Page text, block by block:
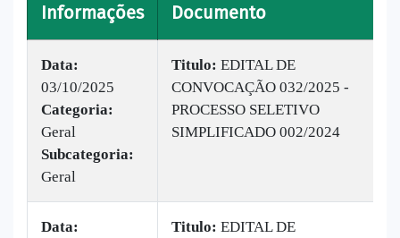
Informações Documento
Data:
03/10/2025
Categoria:
Geral
Subcategoria:
Geral
Titulo: EDITAL DE
CONVOCAÇÃO 032/2025 -
PROCESSO SELETIVO
SIMPLIFICADO 002/2024
Data:
Titulo: EDITAL DE